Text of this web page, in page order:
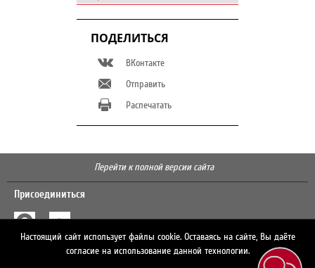
ПОДЕЛИТЬСЯ
ВКонтакте
Отправить
Распечатать
Перейти к полной версии сайта
Присоединиться
Настоящий сайт использует файлы cookie. Оставаясь на сайте, Вы даёте
согласие на использование данной технологии.